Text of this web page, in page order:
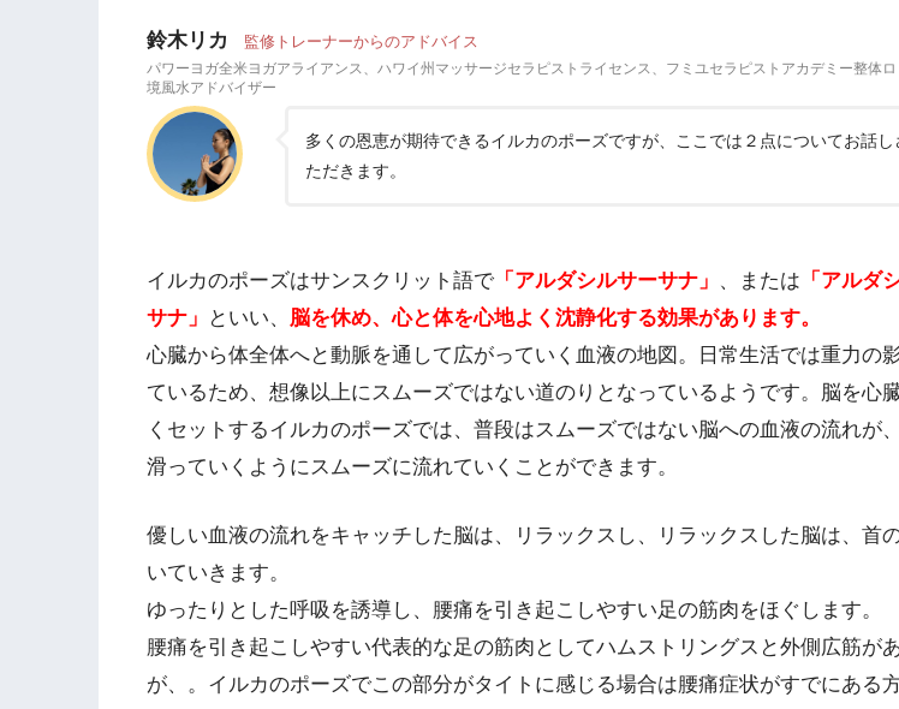
鈴木リカ 監修トレーナーからのアドバイス
パワーヨガ全米ヨガアライアンス、ハワイ州マッサージセラピストライセンス、フミユセラピストアカデミー整体
境風水アドバイザー
多くの恩恵が期待できるイルカのポーズですが、ここでは２点についてお話し
ただきます。
イルカのポーズはサンスクリット語で 「アルダシルサーサナ」 、または 「アルダ
サナ」
といい、 脳を休め、心と体を心地よく沈静化する効果があります。
心臓から体全体へと動脈を通して広がっていく血液の地図。日常生活では重力の
ているため、想像以上にスムーズではない道のりとなっているようです。脳を心
くセットするイルカのポーズでは、普段はスムーズではない脳への血液の流れが
滑っていくようにスムーズに流れていくことができます。
優しい血液の流れをキャッチした脳は、リラックスし、リラックスした脳は、首
いていきます。
ゆったりとした呼吸を誘導し、腰痛を引き起こしやすい足の筋肉をほぐします。
腰痛を引き起こしやすい代表的な足の筋肉としてハムストリングスと外側広筋が
が、。イルカのポーズでこの部分がタイトに感じる場合は腰痛症状がすでにある